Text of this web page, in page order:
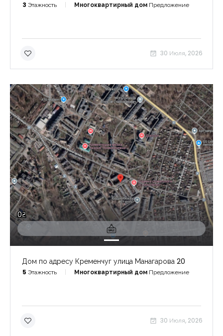
3 Этажность Многоквартирный дом Предложение
30 Июля, 2026
0₴
Дом по адресу Кременчуг улица Манагарова 20
5 Этажность Многоквартирный дом Предложение
30 Июля, 2026